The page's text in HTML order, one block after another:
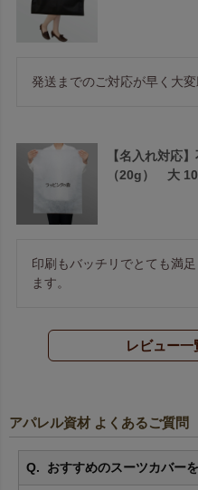
発送までのご対応が早く大変
【名入れ対応
（20g） 大
印刷もバッチリでとても満
ます。
レビュー一
アパレル資材 よくあるご質問
おすすめのスーツカバー